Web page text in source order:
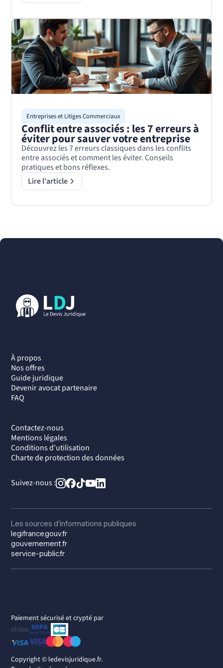
Entreprises et Litiges Commerciaux
Conflit entre associés : les 7 erreurs à
éviter pour sauver votre entreprise
Découvrez les 7 erreurs classiques dans les conflits
entre associés et comment les éviter. Conseils
pratiques et bons réflexes.
Lire l'article
À propos
Nos offres
Guide juridique
Devenir avocat partenaire
FAQ
Contactez-nous
Mentions légales
Conditions d'utilisation
Charte de protection des données
Suivez-nous :
Les sources d'informations publiques
legifrance.gouv.fr
gouvernement.fr
service-public.fr
Paiement sécurisé et crypté par
Copyright © ledevisjuridique.fr.